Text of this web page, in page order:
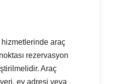
araç
rezervasyon
Araç
ev adresi veya